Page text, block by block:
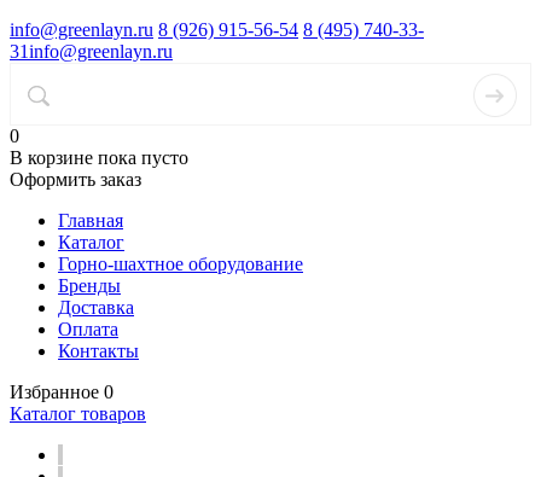
info@greenlayn.ru 8 (926) 915-56-54 8 (495) 740-33-
31info@greenlayn.ru
0
В корзине пока пусто
Оформить заказ
Главная
Каталог
Горно-шахтное оборудование
Бренды
Доставка
Оплата
Контакты
Избранное 0
Каталог товаров